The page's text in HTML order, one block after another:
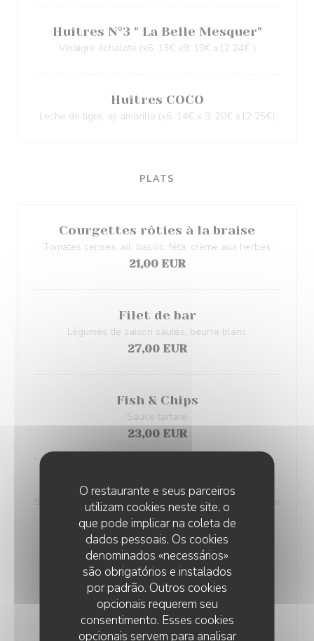
O restaurante e seus parceiros
utilizam cookies neste site, o
que pode implicar na coleta de
dados pessoais. Os cookies
denominados «necessários»
são obrigatórios e instalados
por padrão. Outros cookies
opcionais requerem seu
consentimento. Esses cookies
opcionais servem para analisar
Huîtres N°3 " La Belle Mesquer"
Vinaigre échalote (x6: 13€ x9: 19€ x12 24€ )
Huîtres COCO
Leche de tigre, aji amarillo (x6: 14€ x 9: 20€ x12 25€)
PLATS
Courgettes rôties à la braise
Tomates cerises, ail, basilic, fêta, crème aux herbes
21,00 EUR
Filet de bar
Légumes de saison sautés, beurre blanc
27,00 EUR
Fish & Chips
Sauce tartare
23,00 EUR
Maigre rôti
Sauce blanche citronnée aux herbes, salade fraîche de
fenouil et melon, purée de pommes de terre
32,00 EUR
Poulpe grillé à la parilla
Pommes de terre grenaille en croûte de sel, sauce
chimichurri, herbes fraîches
30,00 EUR